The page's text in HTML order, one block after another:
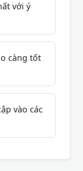
với ý
càng tốt
vào các